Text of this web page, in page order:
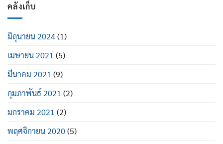
คลังเก็บ
มิถุนายน 2024(1)
เมษายน 2021 (5)
มีนาคม 2021 (9)
กุมภาพันธ์ 2021 (2)
มกราคม 2021 (2)
พฤศจิกายน 2020(5)